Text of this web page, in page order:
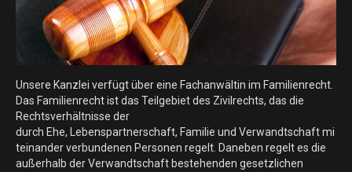
Unsere Kanzlei verfügt über eine Fachanwältin im Familienrecht.
Das Familienrecht ist das Teilgebiet des Zivilrechts, das die
Rechtsverhältnisse der
durch Ehe, Lebenspartnerschaft, Familie und Verwandtschaft mi
teinander verbundenen Personen regelt. Daneben regelt es die
außerhalb der Verwandtschaft bestehenden gesetzlichen